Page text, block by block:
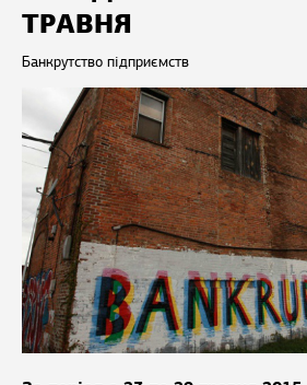
ТРАВНЯ
Банкрутство підприємств